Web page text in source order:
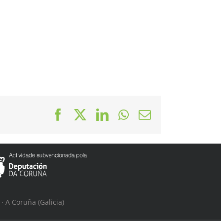
FacebookLinkedIn
WhatsApp
Correo
A Coruña (Galicia)